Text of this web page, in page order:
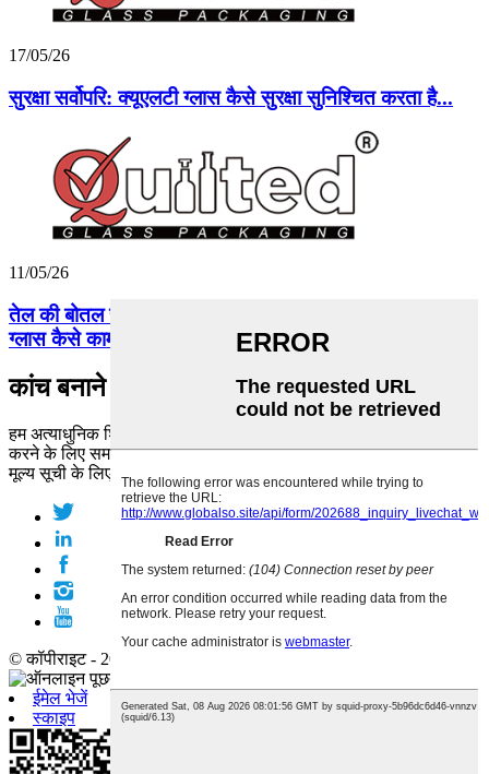
17/05/26
सुरक्षा सर्वोपरि: क्यूएलटी ग्लास कैसे सुरक्षा सुनिश्चित करता है...
11/05/26
तेल की बोतल से तेल रिसाव की समस्या का समाधान: क्यूएलटी
ग्लास कैसे काम करता है...
कांच बनाने वाला
हम अत्याधुनिक शिल्प कौशल और सच्ची प्रतिबद्धता के साथ आपका समर्थन
करने के लिए समर्पित हैं।
मूल्य सूची के लिए पूछताछ करें
© कॉपीराइट - 2010-2019 : सर्वाधिकार सुरक्षित।
ईमेल भेजें
स्काइप